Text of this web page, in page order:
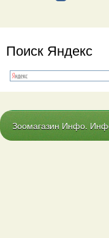
Поиск Яндекс
Зоомагазин Инфо.